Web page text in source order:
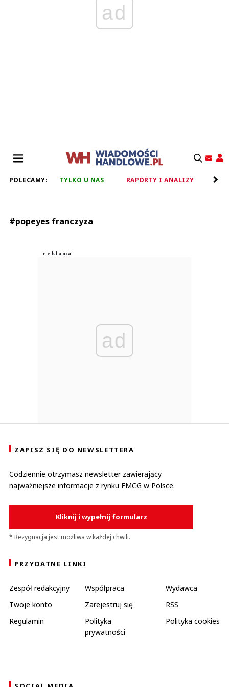
ad
POLECAMY: TYLKO U NAS RAPORTY I ANALIZY
#popeyes franczyza
ad
ZAPISZ SIĘ DO NEWSLETTERA
Codziennie otrzymasz newsletter zawierający
najważniejsze informacje z rynku FMCG w Polsce.
Kliknij i wypełnij formularz
* Rezygnacja jest możliwa w każdej chwili.
PRZYDATNE LINKI
Zespół redakcyjny Współpraca
Wydawca
Twoje konto
Zarejestruj się
RSS
Regulamin
Polityka
prywatności
Polityka cookies